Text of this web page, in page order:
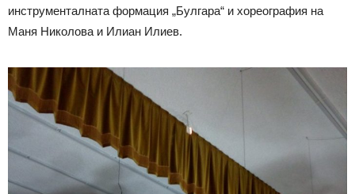
инструменталната формация „Булгара“ и хореография на
Маня Николова и Илиан Илиев.